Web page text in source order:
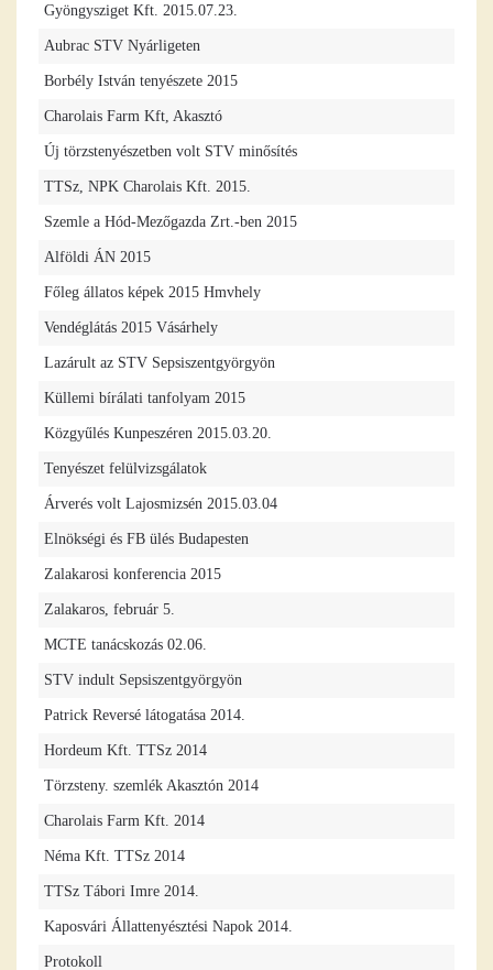
Gyöngysziget Kft. 2015.07.23.
Aubrac STV Nyárligeten
Borbély István tenyészete 2015
Charolais Farm Kft, Akasztó
Új törzstenyészetben volt STV minősítés
TTSz, NPK Charolais Kft. 2015.
Szemle a Hód-Mezőgazda Zrt.-ben 2015
Alföldi ÁN 2015
Főleg állatos képek 2015 Hmvhely
Vendéglátás 2015 Vásárhely
Lazárult az STV Sepsiszentgyörgyön
Küllemi bírálati tanfolyam 2015
Közgyűlés Kunpeszéren 2015.03.20.
Tenyészet felülvizsgálatok
Árverés volt Lajosmizsén 2015.03.04
Elnökségi és FB ülés Budapesten
Zalakarosi konferencia 2015
Zalakaros, február 5.
MCTE tanácskozás 02.06.
STV indult Sepsiszentgyörgyön
Patrick Reversé látogatása 2014.
Hordeum Kft. TTSz 2014
Törzsteny. szemlék Akasztón 2014
Charolais Farm Kft. 2014
Néma Kft. TTSz 2014
TTSz Tábori Imre 2014.
Kaposvári Állattenyésztési Napok 2014.
Protokoll